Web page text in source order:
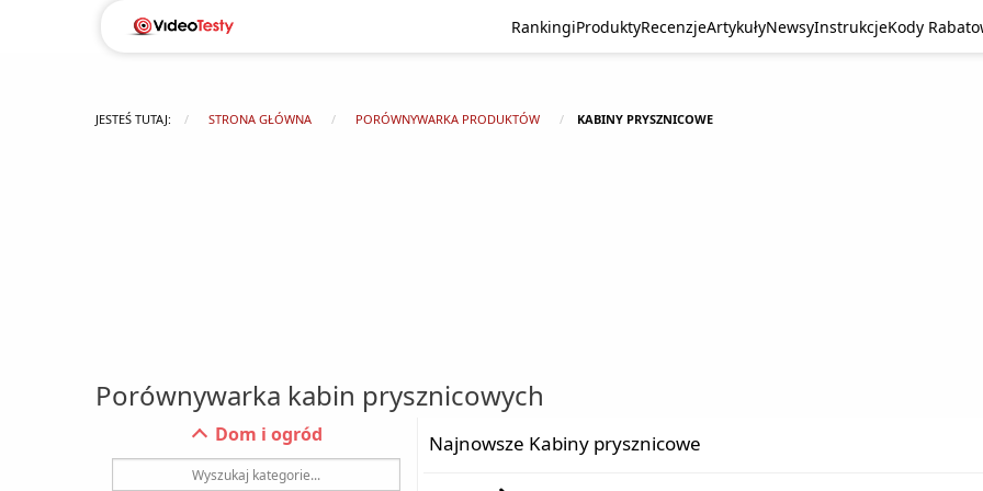
RankingiProduktyRecenzjeArtykułyNewsyInstrukcjeKody
JESTEŚ TUTAJ: STRONA GŁÓWNA PORÓWNYWARKA PRODUKTÓW KABINY PRYSZNICOWE
Porównywarka kabin prysznicowych
Dom i ogród Najnowsze Kabiny prysznicowe